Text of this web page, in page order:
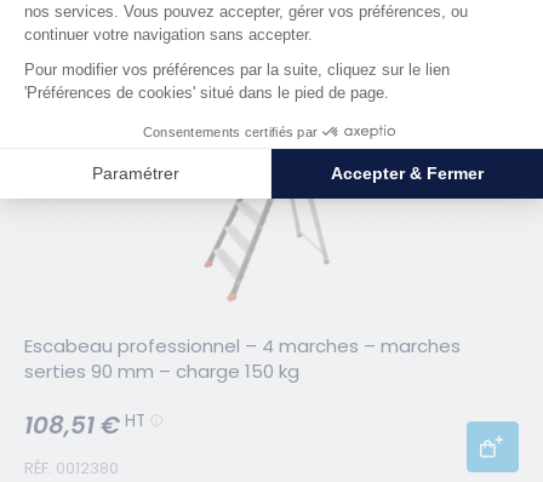
Escabeau professionnel – 4 marches – marches
serties 90 mm – charge 150 kg
RÉF. 0012380
108,51 € HT